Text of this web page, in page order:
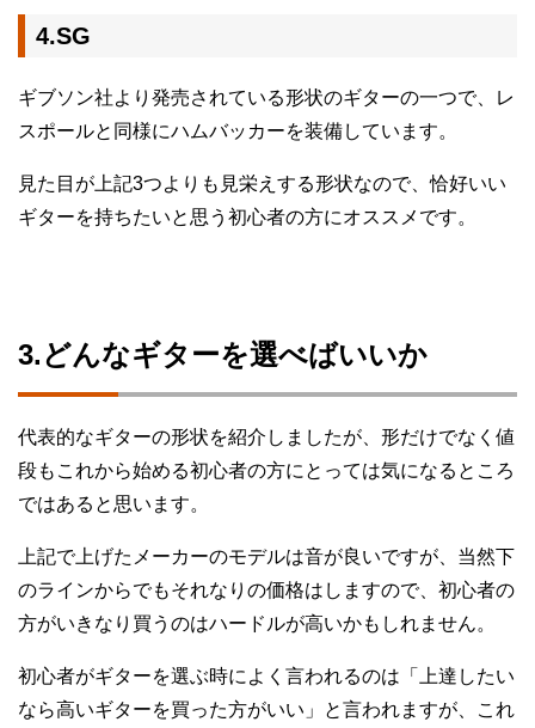
4.SG
ギブソン社より発売されている形状のギターの一つで、レ
スポールと同様にハムバッカーを装備しています。
見た目が上記3つよりも見栄えする形状なので、恰好いい
ギターを持ちたいと思う初心者の方にオススメです。
3.どんなギターを選べばいいか
代表的なギターの形状を紹介しましたが、形だけでなく値
段もこれから始める初心者の方にとっては気になるところ
ではあると思います。
上記で上げたメーカーのモデルは音が良いですが、当然下
のラインからでもそれなりの価格はしますので、初心者の
方がいきなり買うのはハードルが高いかもしれません。
初心者がギターを選ぶ時によく言われるのは「上達したい
なら高いギターを買った方がいい」と言われますが、これ